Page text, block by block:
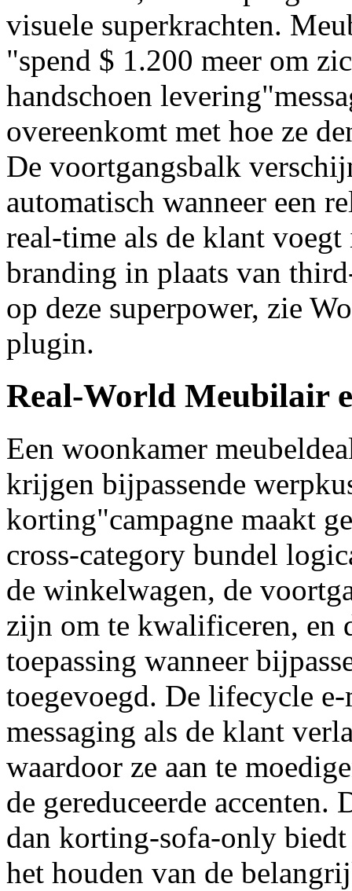
visuele superkrachten.
"spend $ 1.200 meer om
handschoen
overeenkomt met hoe ze
De voortgangsbalk
automatisch wanneer een
real-time als de klant
branding in plaats van
op deze superpower, zie
plugin.
Real-World Meubilair
Een woonkamer
krijgen bijpassende
korting"campagne maakt
cross-category bundel
de winkelwagen, de
zijn om te kwalificeren, en
toepassing wanneer
toegevoegd. De lifecycle
messaging als de klant
waardoor ze aan te
de gereduceerde accenten.
dan korting-sofa-only
het houden van de